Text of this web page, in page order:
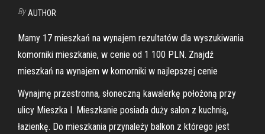
By AUTHOR
Mamy 17 mieszkań na wynajem rezultatów dla wyszukiwania
komorniki mieszkanie, w cenie od 1 100 PLN. Znajdź
mieszkań na wynajem w komorniki w najlepszej cenie
Wynajmę przestronna, słoneczną kawalerkę położoną przy
ulicy Mieszka I. Mieszkanie posiada duży salon z kuchnią,
łazienkę. Do mieszkania przynależy balkon z którego jest